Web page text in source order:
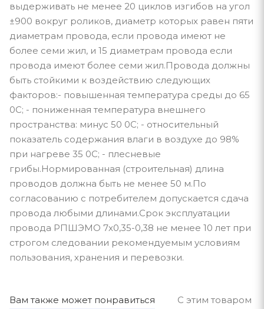
выдерживать не менее 20 циклов изгибов на угол
±900 вокруг роликов, диаметр которых равен пяти
диаметрам провода, если провода имеют не
более семи жил, и 15 диаметрам провода если
провода имеют более семи жил.Провода должны
быть стойкими к воздействию следующих
факторов:- повышенная температура среды до 65
0С; - пониженная температура внешнего
пространства: минус 50 0С; - относительный
показатель содержания влаги в воздухе до 98%
при нагреве 35 0С; - плесневые
грибы.Нормированная (строительная) длина
проводов должна быть не менее 50 м.По
согласованию с потребителем допускается сдача
провода любыми длинами.Срок эксплуатации
провода РПШЭМО 7х0,35-0,38 не менее 10 лет при
строгом следовании рекомендуемым условиям
пользования, хранения и перевозки.
Вам также может понравиться С этим товаром